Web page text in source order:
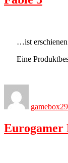
…ist
Eine
gamebox
Eurogamer